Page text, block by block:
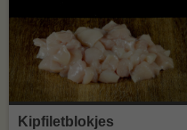
Kipfiletblokjes